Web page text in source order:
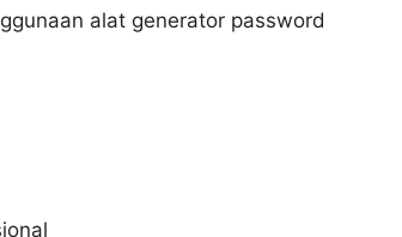
alat generator password